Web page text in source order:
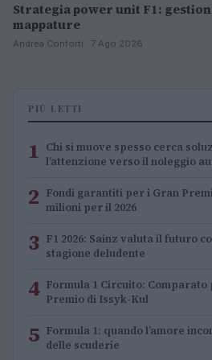
Strategia power unit F1:
mappature
Andrea Conforti · 7 Ago 2026
PIÙ LETTI
1 Chi si muove spesso cerca
l’attenzione verso il noleggio
2 Fondi garantiti per i Gran
milioni per il 2026
3 F1 2026: Sainz valuta il futuro
stagione deludente
4 Formula 1 Circuito: Comparato
Premio di Issyk-Kul
5 Formula 1: quando l’amore
delle scuderie